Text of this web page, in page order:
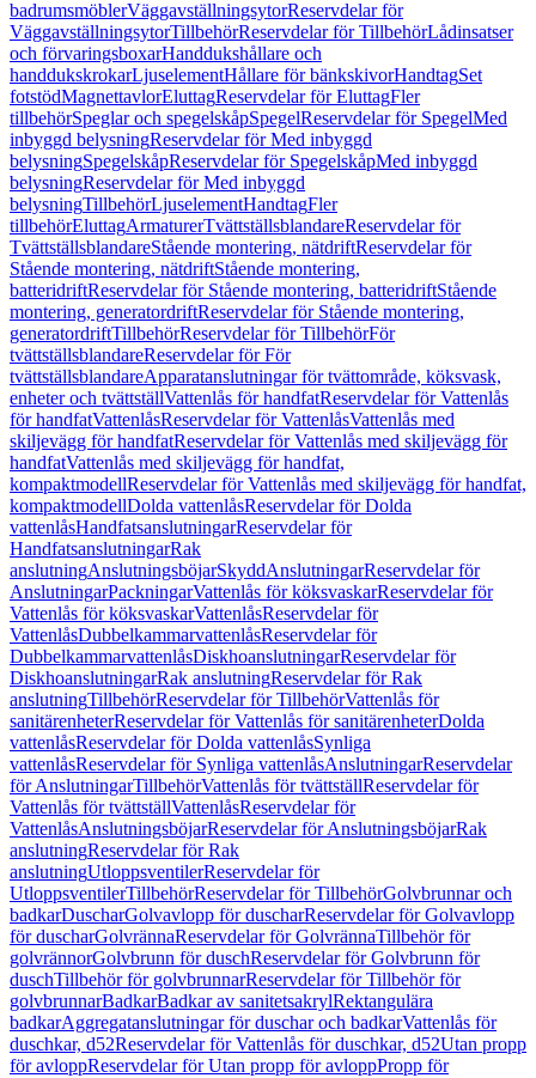
badrumsmöblerVäggavställningsytorReservdelar för
VäggavställningsytorTillbehörReservdelar för TillbehörLådinsatser
och förvaringsboxarHanddukshållare och
handdukskrokarLjuselementHållare för bänkskivorHandtagSet
fotstödMagnettavlorEluttagReservdelar för EluttagFler
tillbehörSpeglar och spegelskåpSpegelReservdelar för SpegelMed
inbyggd belysningReservdelar för Med inbyggd
belysningSpegelskåpReservdelar för SpegelskåpMed inbyggd
belysningReservdelar för Med inbyggd
belysningTillbehörLjuselementHandtagFler
tillbehörEluttagArmaturerTvättställsblandareReservdelar för
TvättställsblandareStående montering, nätdriftReservdelar för
Stående montering, nätdriftStående montering,
batteridriftReservdelar för Stående montering, batteridriftStående
montering, generatordriftReservdelar för Stående montering,
generatordriftTillbehörReservdelar för TillbehörFör
tvättställsblandareReservdelar för För
tvättställsblandareApparatanslutningar för tvättområde, köksvask,
enheter och tvättställVattenlås för handfatReservdelar för Vattenlås
för handfatVattenlåsReservdelar för VattenlåsVattenlås med
skiljevägg för handfatReservdelar för Vattenlås med skiljevägg för
handfatVattenlås med skiljevägg för handfat,
kompaktmodellReservdelar för Vattenlås med skiljevägg för handfat,
kompaktmodellDolda vattenlåsReservdelar för Dolda
vattenlåsHandfatsanslutningarReservdelar för
HandfatsanslutningarRak
anslutningAnslutningsböjarSkyddAnslutningarReservdelar för
AnslutningarPackningarVattenlås för köksvaskarReservdelar för
Vattenlås för köksvaskarVattenlåsReservdelar för
VattenlåsDubbelkammarvattenlåsReservdelar för
DubbelkammarvattenlåsDiskhoanslutningarReservdelar för
DiskhoanslutningarRak anslutningReservdelar för Rak
anslutningTillbehörReservdelar för TillbehörVattenlås för
sanitärenheterReservdelar för Vattenlås för sanitärenheterDolda
vattenlåsReservdelar för Dolda vattenlåsSynliga
vattenlåsReservdelar för Synliga vattenlåsAnslutningarReservdelar
för AnslutningarTillbehörVattenlås för tvättställReservdelar för
Vattenlås för tvättställVattenlåsReservdelar för
VattenlåsAnslutningsböjarReservdelar för AnslutningsböjarRak
anslutningReservdelar för Rak
anslutningUtloppsventilerReservdelar för
UtloppsventilerTillbehörReservdelar för TillbehörGolvbrunnar och
badkarDuscharGolvavlopp för duscharReservdelar för Golvavlopp
för duscharGolvrännaReservdelar för GolvrännaTillbehör för
golvrännorGolvbrunn för duschReservdelar för Golvbrunn för
duschTillbehör för golvbrunnarReservdelar för Tillbehör för
golvbrunnarBadkarBadkar av sanitetsakrylRektangulära
badkarAggregatanslutningar för duschar och badkarVattenlås för
duschkar, d52Reservdelar för Vattenlås för duschkar, d52Utan propp
för avloppReservdelar för Utan propp för avloppPropp för